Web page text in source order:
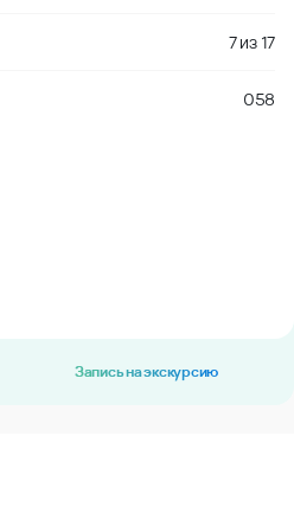
7из17
058
Запись на экскурсию